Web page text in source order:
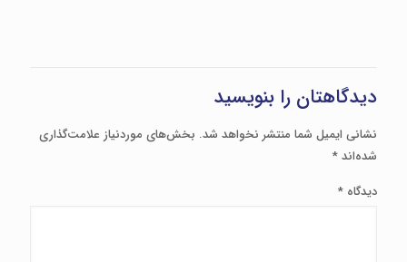
دیدگاهتان را بنویسید
نشانی ایمیل شما منتشر نخواهد شد. بخش‌های موردنیاز علامت‌گذاری
شده‌اند*
دیدگاه *